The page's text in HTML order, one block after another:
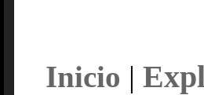
Inicio |